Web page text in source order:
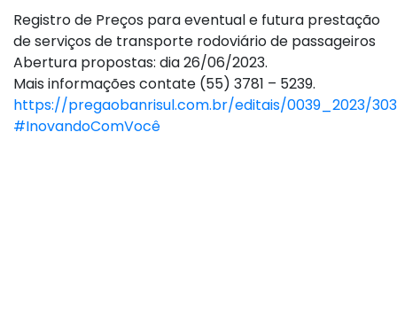
Registro de Preços para eventual e futura prestação
de serviços de transporte rodoviário de passageiros
Abertura propostas: dia 26/06/2023.
Mais informações contate (55) 3781 – 5239.
https://pregaobanrisul.com.br/editais/0039_2023/
#InovandoComVocê